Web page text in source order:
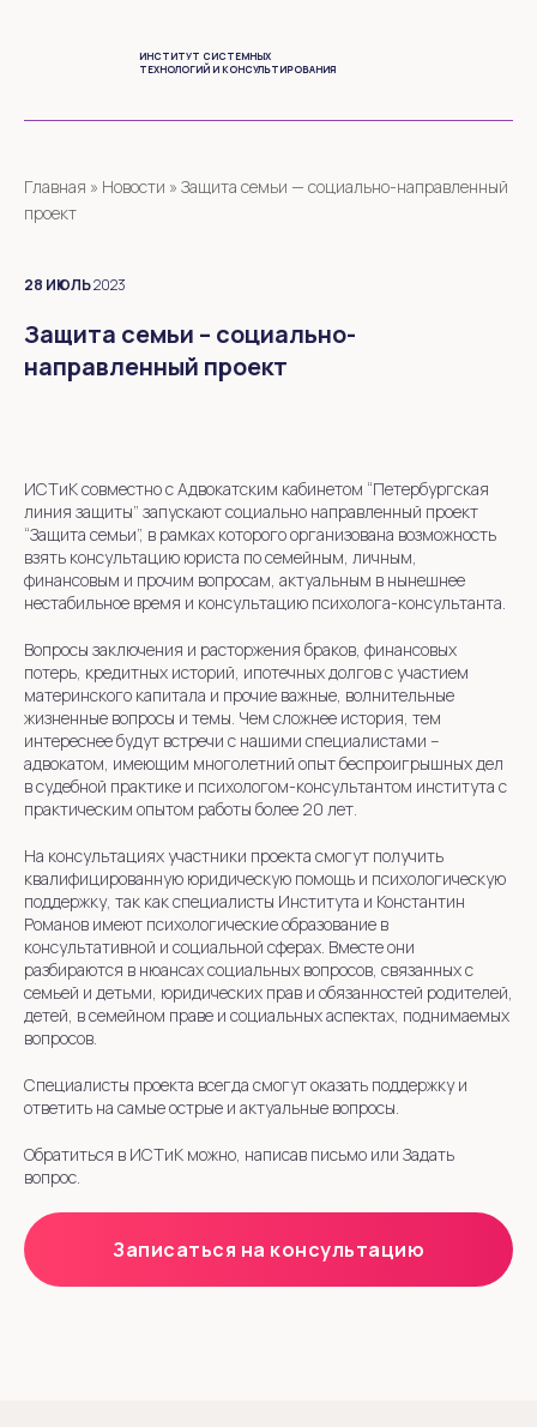
ИНСТИТУТ СИСТЕМНЫХ
ТЕХНОЛОГИЙ И КОНСУЛЬТИРОВАНИЯ
Главная » Новости » Защита семьи — социально-направленный
проект
28 ИЮЛЬ2023
Защита семьи – социально-
направленный проект
ИСТиК совместно с Адвокатским кабинетом “Петербургская
линия защиты” запускают социально направленный проект
“Защита семьи”, в рамках которого организована возможность
взять консультацию юриста по семейным, личным,
финансовым и прочим вопросам, актуальным в нынешнее
нестабильное время и консультацию психолога-консультанта.
Вопросы заключения и расторжения браков, финансовых
потерь, кредитных историй, ипотечных долгов с участием
материнского капитала и прочие важные, волнительные
жизненные вопросы и темы. Чем сложнее история, тем
интереснее будут встречи с нашими специалистами –
адвокатом, имеющим многолетний опыт беспроигрышных дел
в судебной практике и психологом-консультантом института с
практическим опытом работы более 20 лет.
На консультациях участники проекта смогут получить
квалифицированную юридическую помощь и психологическую
поддержку, так как специалисты Института и Константин
Романов имеют психологические образование в
консультативной и социальной сферах. Вместе они
разбираются в нюансах социальных вопросов, связанных с
семьей и детьми, юридических прав и обязанностей родителей,
детей, в семейном праве и социальных аспектах, поднимаемых
вопросов.
Специалисты проекта всегда смогут оказать поддержку и
ответить на самые острые и актуальные вопросы.
Обратиться в ИСТиК можно, написав письмо или Задать
вопрос.
Записаться на консультацию